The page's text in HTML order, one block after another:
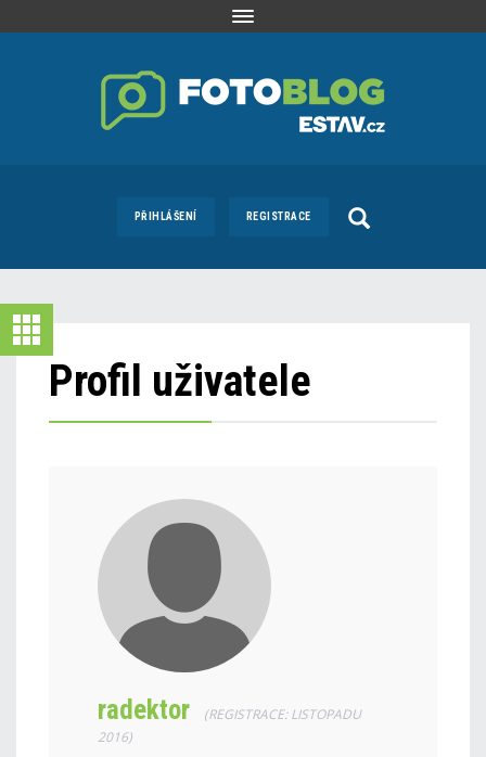
Toggle
PŘIHLÁŠENÍ REGISTRACE
Profil uživatele
radektor
(REGISTRACE: LISTOPADU
2016)